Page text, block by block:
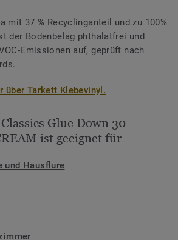
mit 37 % Recyclinganteil und zu 100%
der Bodenbelag phthalatfrei und
Emissionen auf, geprüft nach
über Tarkett Klebevinyl.
Glue Down 30
ist geeignet für
und Hausflure